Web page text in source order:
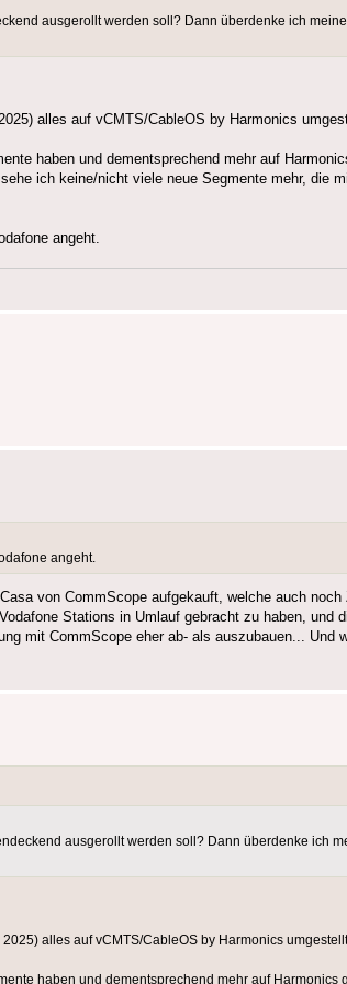
ausgerollt werden soll? Dann überdenke ich
alles auf vCMTS/CableOS by Harmonics
haben und dementsprechend mehr auf
ich keine/nicht viele neue Segmente mehr, die
angeht.
angeht.
von CommScope aufgekauft, welche auch
Stations in Umlauf gebracht zu haben, und
mit CommScope eher ab- als auszubauen...
ausgerollt werden soll? Dann überdenke ich
alles auf vCMTS/CableOS by Harmonics
haben und dementsprechend mehr auf Harmonics